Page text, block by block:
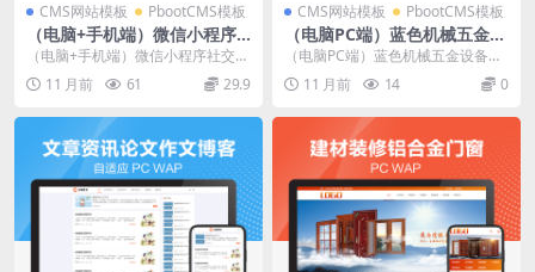
CMS网站模板 PbootCMS模板
（电脑+手机端）微信小程序
社交电商软件公司官网源码
（PC+WAP）pbootcms网站
模板-企业官网微信全端小程序
（电脑+手机端）微信小程序社交电
商软件公司官网源码（PC+WAP）p
bootcm...
11 月前 61 29.9
CMS网站模板 PbootCMS模板
（电脑PC端）蓝色机械五金设
备工业网站PC端模板pbootc
ms模板 蓝色工业机械设备工
业网站PC端模板源码下载
（电脑PC端）蓝色机械五金设备工
业网站PC端模板pbootcms模板 蓝
色工业机...
11 月前 14 0